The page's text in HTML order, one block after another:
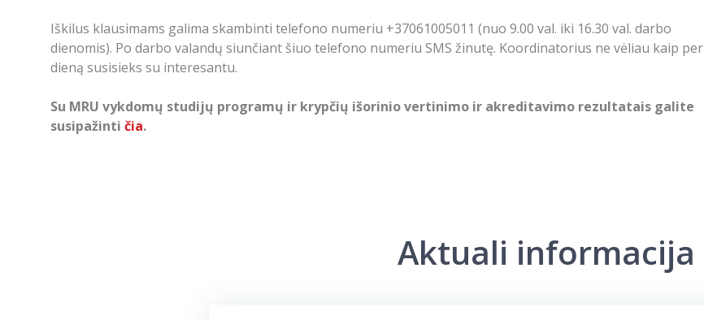
Iškilus klausimams galima skambinti telefono numeriu +37061005011 (nuo 9.00 val. iki 16.30 val. darbo
dienomis). Po darbo valandų siunčiant šiuo telefono numeriu SMS žinutę. Koordinatorius ne vėliau kaip per
dieną susisieks su interesantu.
Su MRU vykdomų studijų programų ir krypčių išorinio vertinimo ir akreditavimo rezultatais galite
susipažinti čia.
Aktuali informacija